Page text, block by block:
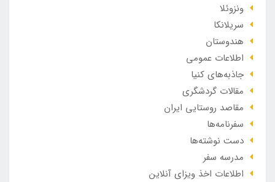
ونزوئلا
سریلانکا
هندوستان
اطلاعات عمومی
جاذبه‌های کنیا
مقالات گردشگری
مقاصد روستایی ایران
سفرنامه‌ها
دست نوشته‌ها
مدرسه سفر
اطلاعات اخذ ویزای آنلاین